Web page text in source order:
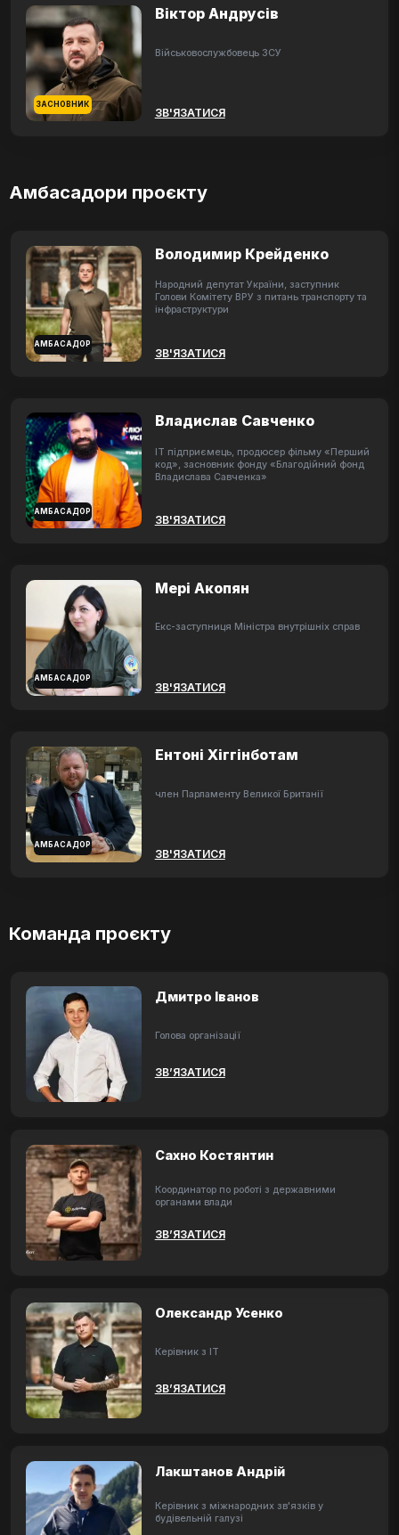
ЗАСНОВНИК
Віктор Андрусів
Військовослужбовець ЗСУ
ЗВ'ЯЗАТИСЯ
Амбасадори проєкту
АМБАСАДОР
Володимир Крейденко
Народний депутат України, заступник
Голови Комітету ВРУ з питань транспорту та
інфраструктури
ЗВ'ЯЗАТИСЯ
АМБАСАДОР
Владислав Савченко
ІТ підприємець, продюсер фільму «Перший
код», засновник фонду «Благодійний фонд
Владислава Савченка»
ЗВ'ЯЗАТИСЯ
АМБАСАДОР
Мері Акопян
Екс-заступниця Міністра внутрішніх справ
ЗВ'ЯЗАТИСЯ
АМБАСАДОР
Ентоні Хіггінботам
член Парламенту Великої Британії
ЗВ'ЯЗАТИСЯ
Команда проєкту
Дмитро Іванов
Голова організації
ЗВ’ЯЗАТИСЯ
Сахно Костянтин
Координатор по роботі з державними
органами влади
ЗВ’ЯЗАТИСЯ
Олександр Усенко
Керівник з ІТ
ЗВ’ЯЗАТИСЯ
Лакштанов Андрій
Керівник з міжнародних зв'язків у
будівельній галузі